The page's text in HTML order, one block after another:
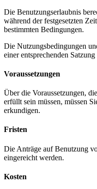
Die Benutzungserlaubnis
während der festgesetzten
bestimmten Bedingungen.
Die Nutzungsbedingungen
einer entsprechenden Satzung
Voraussetzungen
Über die Voraussetzungen,
erfüllt sein müssen, müssen
erkundigen.
Fristen
Die Anträge auf Benutzung
eingereicht werden.
Kosten